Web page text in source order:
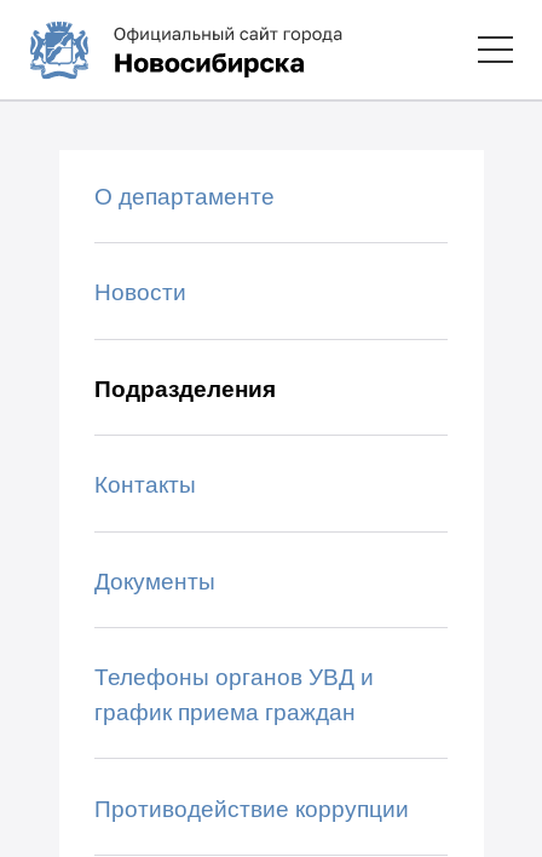
О департаменте
Новости
Подразделения
Контакты
Документы
Телефоны органов УВД и
график приема граждан
Противодействие коррупции